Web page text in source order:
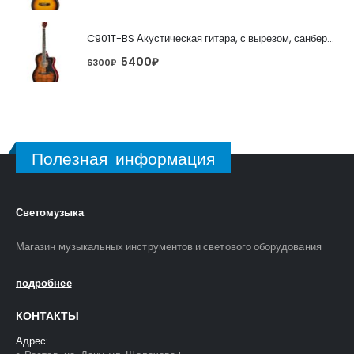
C901T-BS Акустическая гитара, с вырезом, санберст, Caraya
6300₽ 5400₽
Полезная информация
Светомузыка
Магазин музыкальных инструментов и светового оборудования
подробнее
КОНТАКТЫ
Адрес: